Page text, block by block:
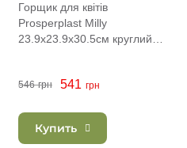
Горщик для квітів
Prosperplast Milly
23.9х23.9х30.5см круглий
546 грн 541 грн
Купить